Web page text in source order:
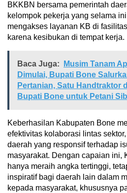
BKKBN bersama pemerintah
kelompok pekerja yang selama
mengakses layanan KB di
karena kesibukan di tempat kerja.
Baca Juga:
Musim Tanam
Dimulai, Bupati Bone
Pertanian, Satu Handtraktor
Bupati Bone untuk Petani
Keberhasilan Kabupaten Bone
efektivitas kolaborasi lintas
daerah yang responsif terhadap
masyarakat. Dengan capaian ini,
hanya meraih angka tertinggi,
inspiratif bagi daerah lain dalam
kepada masyarakat, khususnya